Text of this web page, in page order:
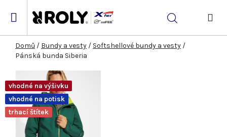
Hledat
Domů / Bundy a vesty / Softshellové bundy a vesty /
Pánská bunda Siberia
vhodné na výšivku
vhodné na potisk
trhací štítek